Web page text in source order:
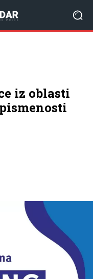
iz oblasti